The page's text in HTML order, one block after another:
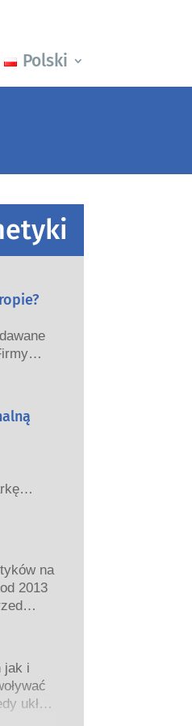
Polski
a
do
na
2013
dla
jak i
układ